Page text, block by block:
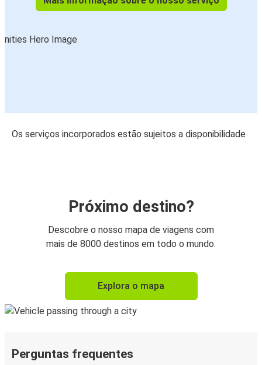
Os serviços incorporados estão sujeitos a disponibilidade
Próximo destino?
Descobre o nosso mapa de viagens com
mais de 8000 destinos em todo o mundo.
Explora o mapa
Perguntas frequentes